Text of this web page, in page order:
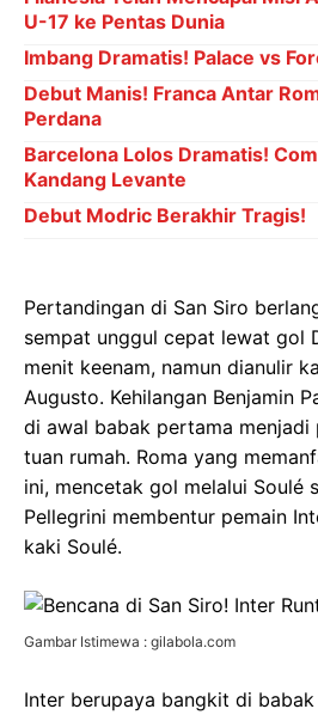
U-17 ke Pentas Dunia
Imbang Dramatis! Palace vs
Debut Manis! Franca Antar
Perdana
Barcelona Lolos Dramatis!
Kandang Levante
Debut Modric Berakhir Tragis!
Pertandingan di San Siro
sempat unggul cepat lewat gol
menit keenam, namun dianulir
Augusto. Kehilangan Benjamin
di awal babak pertama menjadi
tuan rumah. Roma yang
ini, mencetak gol melalui Soulé
Pellegrini membentur pemain
kaki Soulé.
Gambar Istimewa : gilabola.com
Inter berupaya bangkit di babak